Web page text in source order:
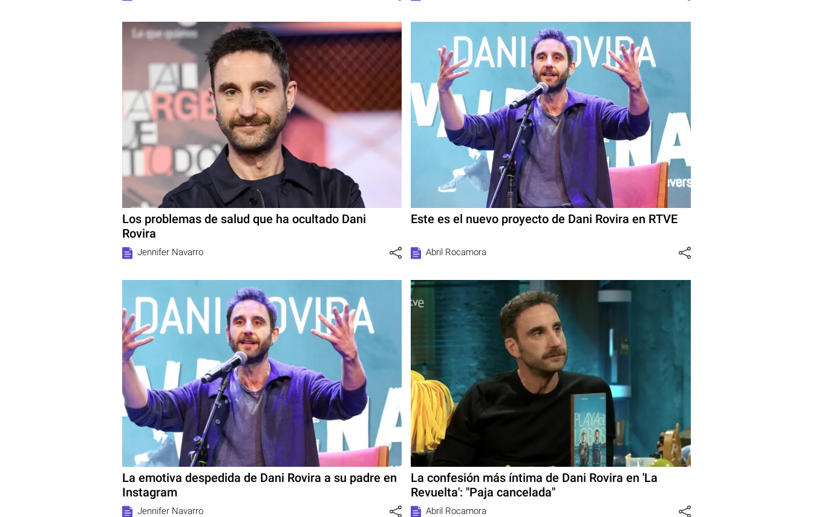
Los problemas de salud que ha ocultado Dani
Rovira
Jennifer Navarro
Este es el nuevo proyecto de Dani Rovira en RTVE
Abril Rocamora
La emotiva despedida de Dani Rovira a su padre en
Instagram
Jennifer Navarro
La confesión más íntima de Dani Rovira en 'La
Revuelta': "Paja cancelada"
Abril Rocamora